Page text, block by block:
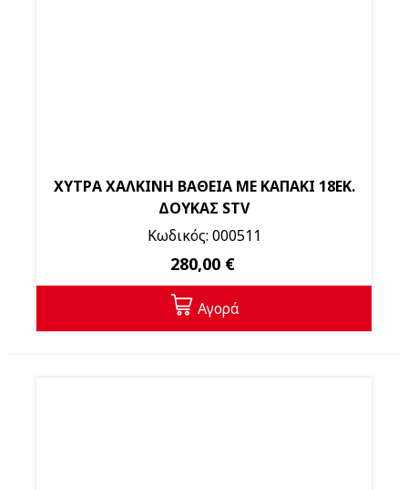
ΧΥΤΡΑ ΧΑΛΚΙΝΗ ΒΑΘΕΙΑ ΜΕ ΚΑΠΑΚΙ 18ΕΚ.
ΔΟΥΚΑΣ STV
Κωδικός: 000511
280,00 €
Αγορά